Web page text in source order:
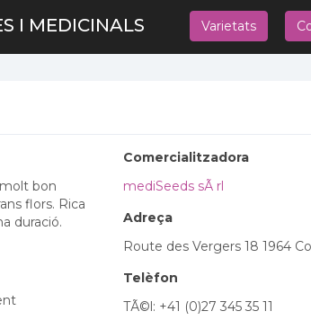
I MEDICINALS Varietats
bon
flors. Rica
duració.
Comercialitzadora
mediSeeds sÃ rl
Adreça
Route des Vergers 18 1964
Telèfon
TÃ©l: +41 (0)27 345 35 11